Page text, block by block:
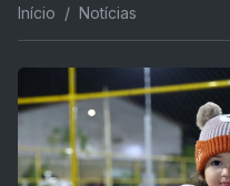
Início Notícias